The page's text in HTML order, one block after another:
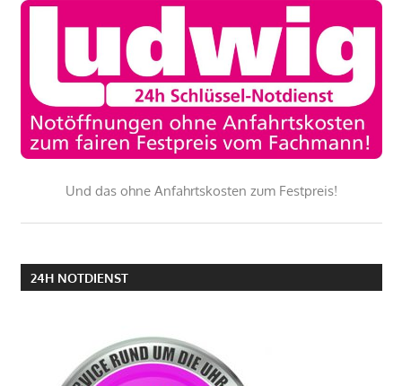
Und das ohne Anfahrtskosten zum Festpreis!
24H NOTDIENST